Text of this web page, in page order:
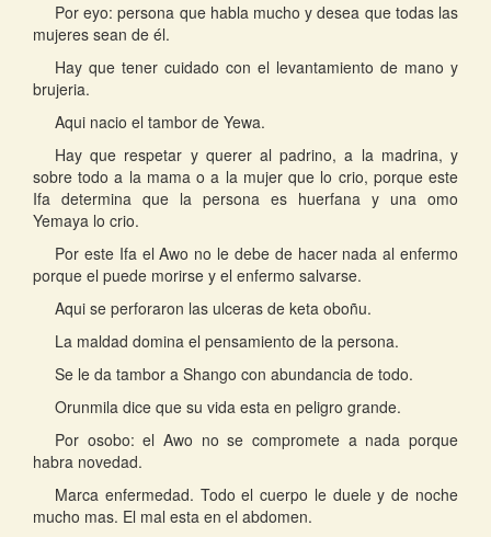
Por eyo: persona que habla mucho y desea que todas las
mujeres sean de él.
Hay que tener cuidado con el levantamiento de mano y
brujeria.
Aqui nacio el tambor de Yewa.
Hay que respetar y querer al padrino, a la madrina, y
sobre todo a la mama o a la mujer que lo crio, porque este
Ifa determina que la persona es huerfana y una omo
Yemaya lo crio.
Por este Ifa el Awo no le debe de hacer nada al enfermo
porque el puede morirse y el enfermo salvarse.
Aqui se perforaron las ulceras de keta oboñu.
La maldad domina el pensamiento de la persona.
Se le da tambor a Shango con abundancia de todo.
Orunmila dice que su vida esta en peligro grande.
Por osobo: el Awo no se compromete a nada porque
habra novedad.
Marca enfermedad. Todo el cuerpo le duele y de noche
mucho mas. El mal esta en el abdomen.